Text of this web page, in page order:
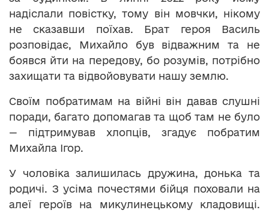
надіслали повістку, тому він мовчки, нікому
не сказавши поїхав. Брат героя Василь
розповідає, Михайло був відважним та не
боявся йти на передову, бо розумів, потрібно
захищати та відвойовувати нашу землю.
Своїм побратимам на війні він давав слушні
поради, багато допомагав та щоб там не було
— підтримував хлопців, згадує побратим
Михайла Ігор.
У чоловіка залишилась дружина, донька та
родичі. З усіма почестями бійця поховали на
алеї героїв на микулинецькому кладовищі.